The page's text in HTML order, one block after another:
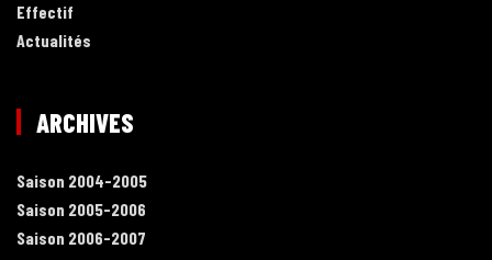
Effectif
Actualités
ARCHIVES
Saison 2004-2005
Saison 2005-2006
Saison 2006-2007